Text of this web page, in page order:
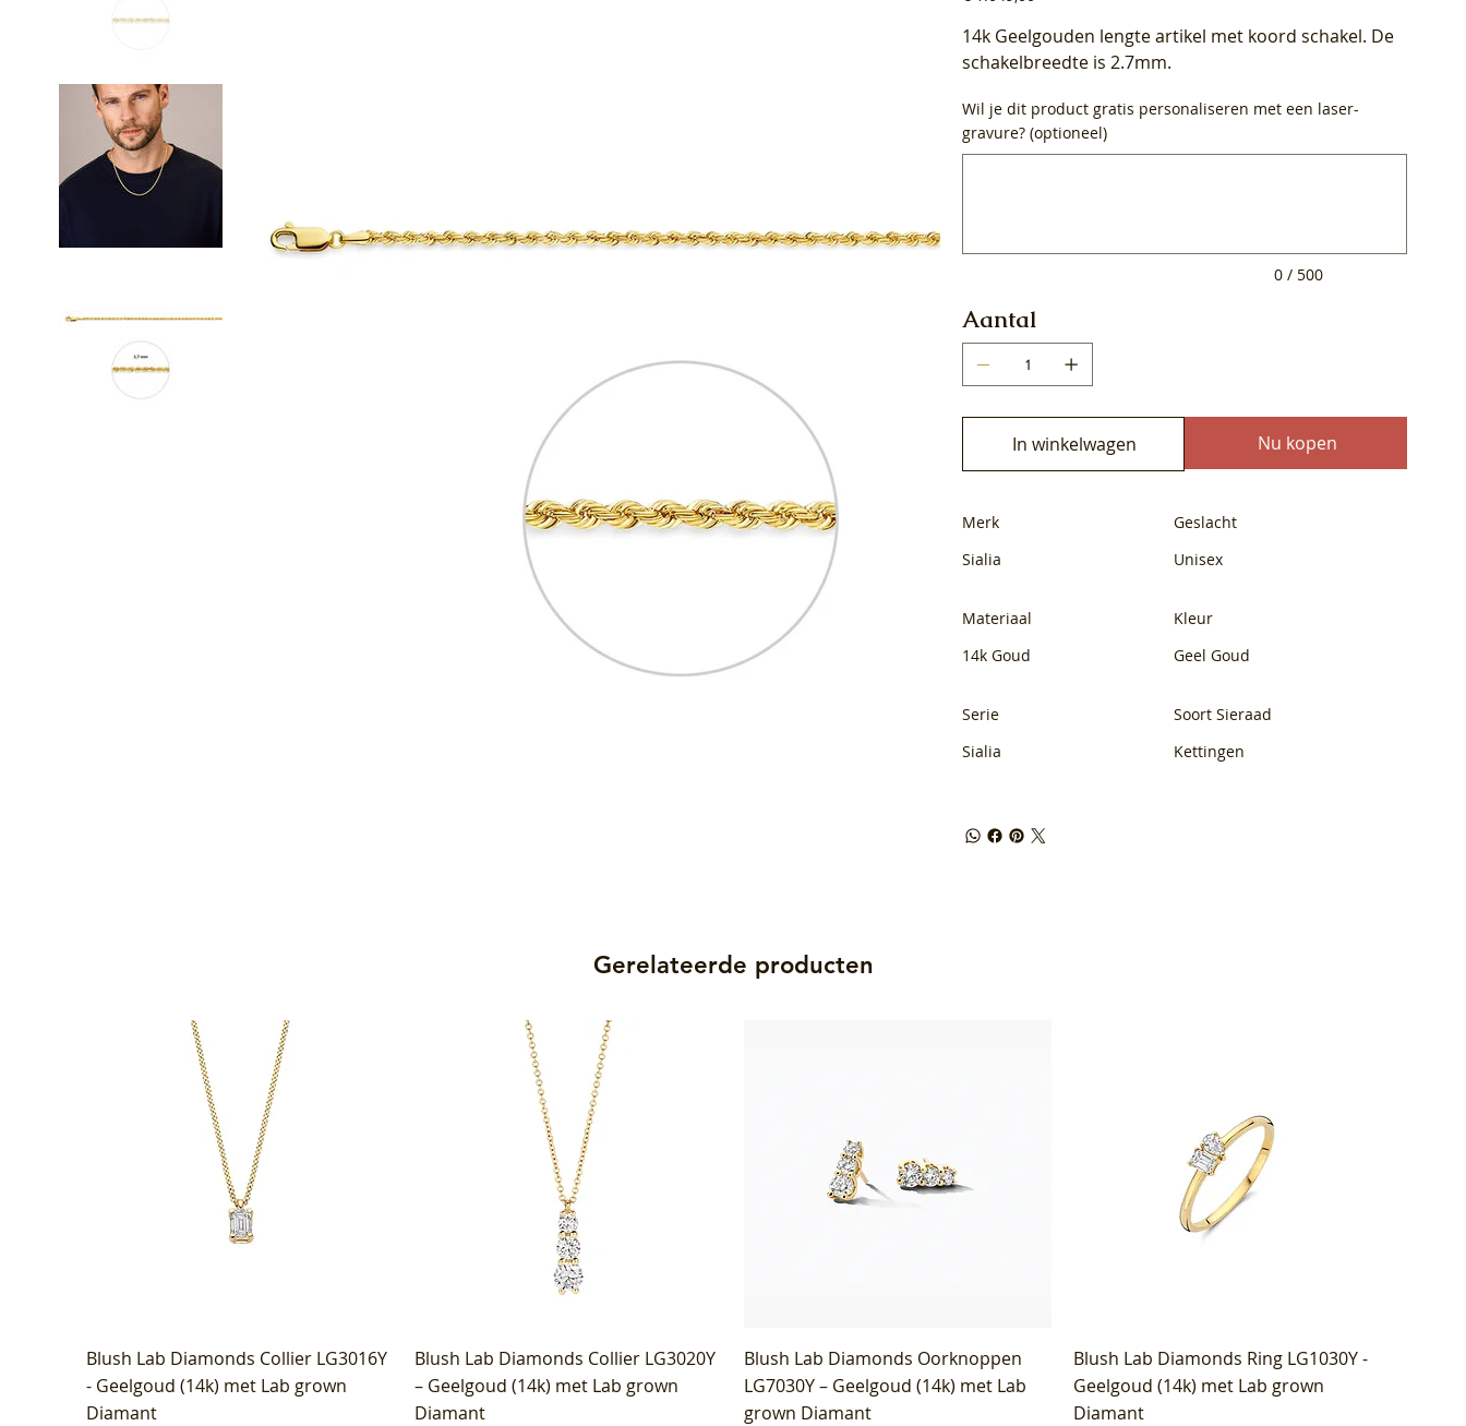
14k Geelgouden lengte artikel met koord schakel. De
schakelbreedte is 2.7mm.
Wil je dit product gratis personaliseren met een laser-
gravure? (optioneel)
0 / 500
Aantal
In winkelwagen Nu kopen
Merk
Sialia
Geslacht
Unisex
Materiaal
14k Goud
Kleur
Geel Goud
Serie
Sialia
Soort Sieraad
Kettingen
Gerelateerde producten
Blush Lab Diamonds Collier LG3016Y
- Geelgoud (14k) met Lab grown
Diamant
Blush Lab Diamonds Collier LG3020Y
– Geelgoud (14k) met Lab grown
Diamant
Blush Lab Diamonds Oorknoppen
LG7030Y – Geelgoud (14k) met Lab
grown Diamant
Blush Lab Diamonds Ring LG1030Y -
Geelgoud (14k) met Lab grown
Diamant